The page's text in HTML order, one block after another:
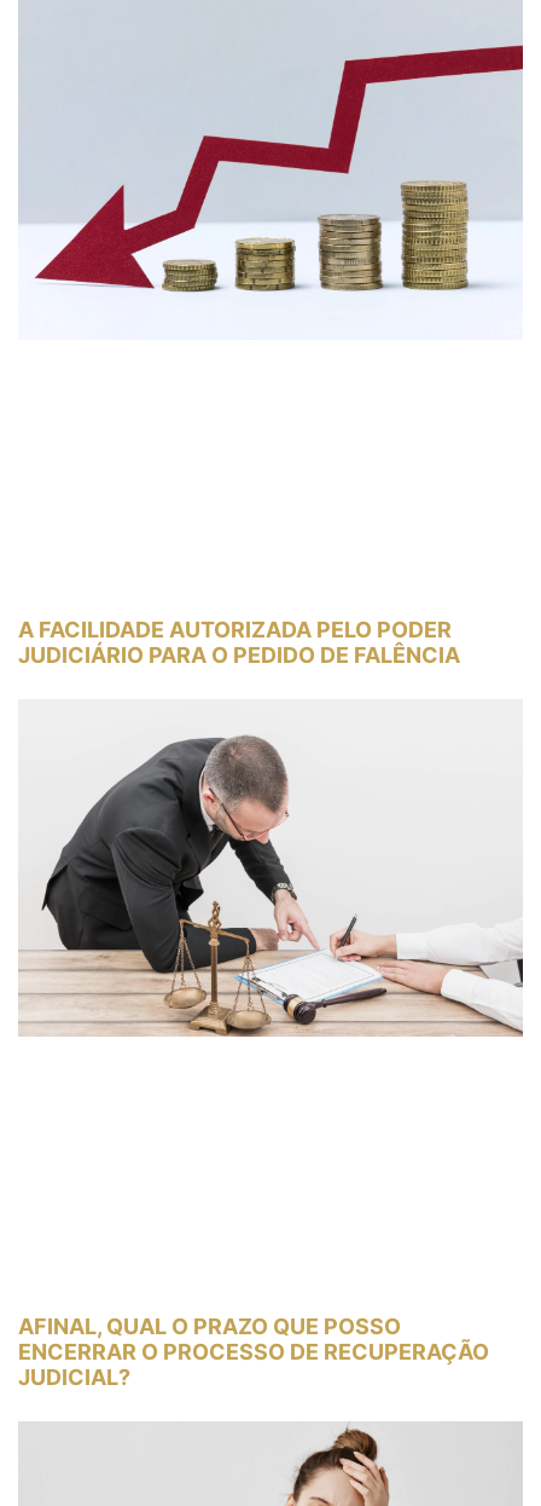
A FACILIDADE AUTORIZADA PELO PODER
JUDICIÁRIO PARA O PEDIDO DE FALÊNCIA
AFINAL, QUAL O PRAZO QUE POSSO
ENCERRAR O PROCESSO DE RECUPERAÇÃO
JUDICIAL?